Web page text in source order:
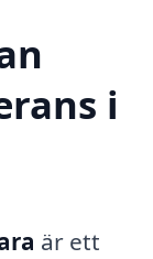
i
är ett